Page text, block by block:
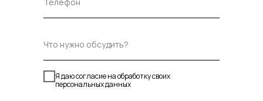
Я даю согласие на обработку своих
персональных данных